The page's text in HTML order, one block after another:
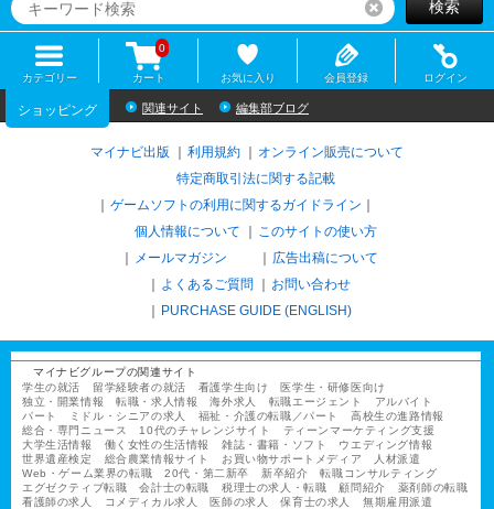
リセット検索
カテゴリー カート
0
お気に入り 会員登録 ログイン
ショッピング 関連サイト 編集部ブログ
マイナビ出版 利用規約
オンライン販売について
特定商取引法に関する記載
ゲームソフトの利用に関するガイドライン
個人情報について
このサイトの使い方
メールマガジン
広告出稿について
よくあるご質問
お問い合わせ
PURCHASE GUIDE (ENGLISH)
マイナビグループの関連サイト
学生の就活
留学経験者の就活 看護学生向け
医学生・研修医向け
独立・開業情報
転職・求人情報 海外求人 転職エージェント
アルバイト
パート
ミドル・シニアの求人 福祉・介護の転職／パート
高校生の進路情報
総合・専門ニュース
10代のチャレンジサイト
ティーンマーケティング支援
大学生活情報
働く女性の生活情報 雑誌・書籍・ソフト
ウエディング情報
世界遺産検定
総合農業情報サイト お買い物サポートメディア
人材派遣
Web・ゲーム業界の転職
20代・第二新卒 新卒紹介
転職コンサルティング
エグゼクティブ転職
会計士の転職 税理士の求人・転職 顧問紹介
薬剤師の転職
看護師の求人
コメディカル求人 医師の求人 保育士の求人 無期雇用派遣